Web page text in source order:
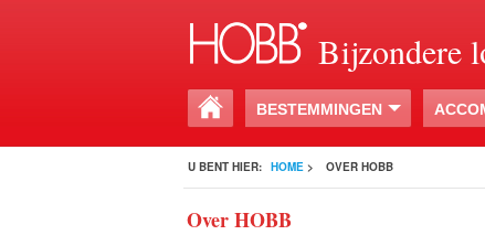
Bijzondere
BESTEMMINGEN
U BENT HIER: HOME > OVER HOBB
Over HOBB